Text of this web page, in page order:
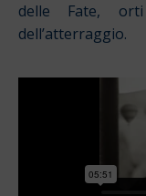
delle Fate,
dell’atterraggio.